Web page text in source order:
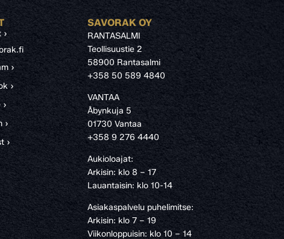
›
›
›
›
›
SAVORAK OY
RANTASALMI
Teollisuustie 2
58900 Rantasalmi
+358 50 589 4840
VANTAA
Åbynkuja 5
01730 Vantaa
+358 9 276 4440
Aukioloajat:
Arkisin: klo 8 – 17
Lauantaisin: klo 10-14
Asiakaspalvelu puhelimitse:
Arkisin: klo 7 – 19
Viikonloppuisin: klo 10 – 14